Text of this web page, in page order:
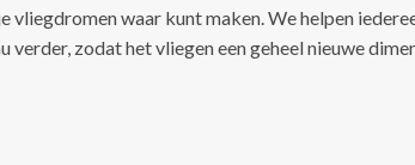
vliegdromen waar kunt maken. We helpen
verder, zodat het vliegen een geheel nieuwe